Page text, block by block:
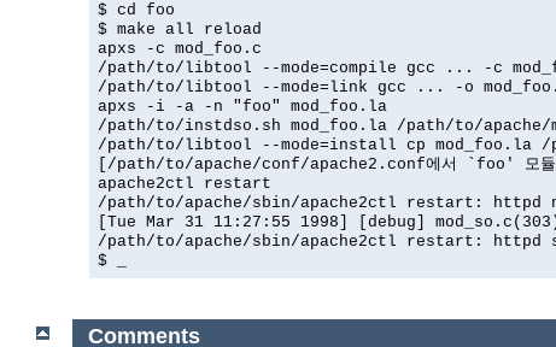
$ cd foo
$ make all reload
apxs -c mod_foo.c
/path/to/libtool --mode=compile gcc ... -c
/path/to/libtool --mode=link gcc ... -o
apxs -i -a -n "foo" mod_foo.la
/path/to/instdso.sh mod_foo.la /path/to/apache/
/path/to/libtool --mode=install cp mod_foo.la /
[/path/to/apache/conf/apache2.conf에서 `foo' 모듈
apache2ctl restart
/path/to/apache/sbin/apache2ctl restart:
[Tue Mar 31 11:27:55 1998] [debug]
/path/to/apache/sbin/apache2ctl restart: httpd
$ _
Comments